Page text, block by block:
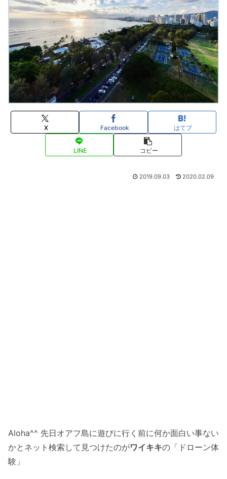
X Facebook はてブ
LINE コピー
2019.09.03 2020.02.09
Aloha^^ 先日オアフ島に遊びに行く前に何か面白い事ない
かとネット検索して見つけたのがワイキキの「ドローン体
験」